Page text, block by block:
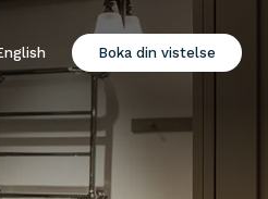
Boka din vistelse